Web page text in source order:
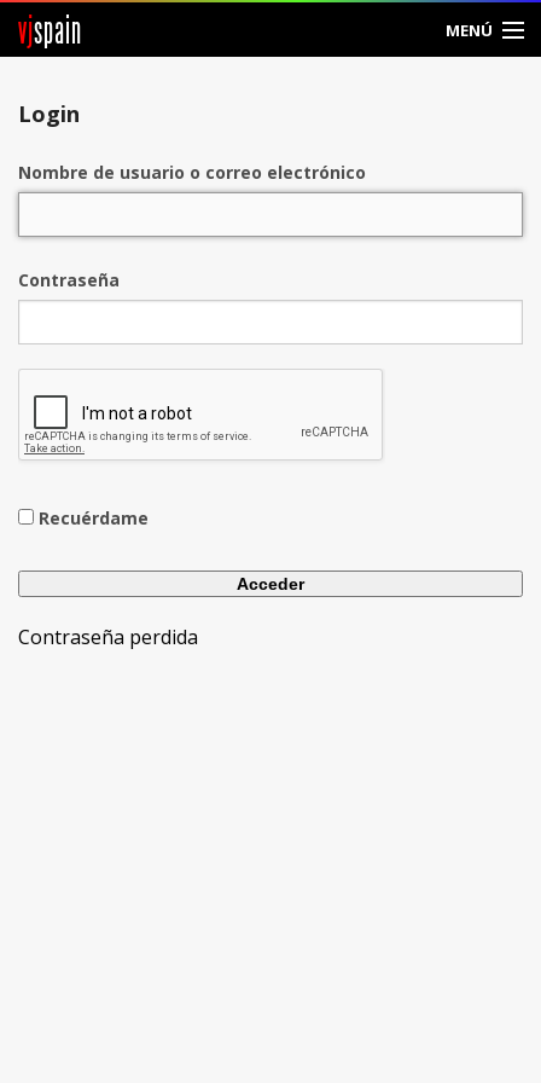
vjspain MENÚ
Login
Nombre de usuario o correo electrónico
Contraseña
Recuérdame
Contraseña perdida